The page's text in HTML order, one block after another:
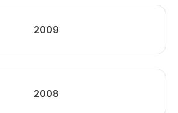
2009
2008